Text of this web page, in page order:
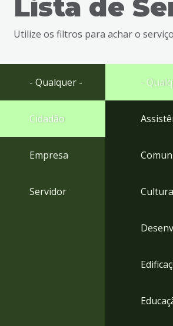
busca
Ir
rodapé
Lista de
Utilize os filtros para achar o
- Qualquer -
Cidadão
Empresa
Servidor
-
Cultura